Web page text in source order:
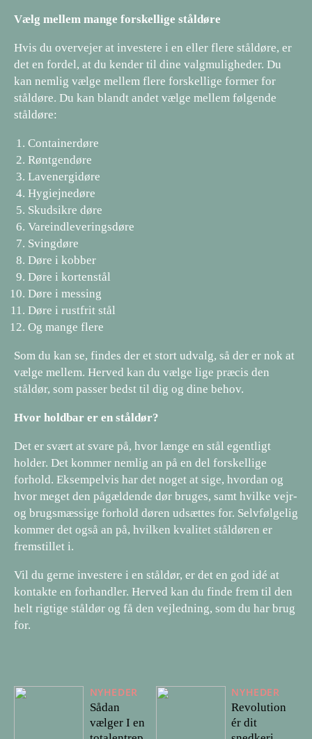
Vælg mellem mange forskellige ståldøre
Hvis du overvejer at investere i en eller flere ståldøre, er
det en fordel, at du kender til dine valgmuligheder. Du
kan nemlig vælge mellem flere forskellige former for
ståldøre. Du kan blandt andet vælge mellem følgende
ståldøre:
Containerdøre
Røntgendøre
Lavenergidøre
Hygiejnedøre
Skudsikre døre
Vareindleveringsdøre
Svingdøre
Døre i kobber
Døre i kortenstål
Døre i messing
Døre i rustfrit stål
Og mange flere
Som du kan se, findes der et stort udvalg, så der er nok at
vælge mellem. Herved kan du vælge lige præcis den
ståldør, som passer bedst til dig og dine behov.
Hvor holdbar er en ståldør?
Det er svært at svare på, hvor længe en stål egentligt
holder. Det kommer nemlig an på en del forskellige
forhold. Eksempelvis har det noget at sige, hvordan og
hvor meget den pågældende dør bruges, samt hvilke vejr-
og brugsmæssige forhold døren udsættes for. Selvfølgelig
kommer det også an på, hvilken kvalitet ståldøren er
fremstillet i.
Vil du gerne investere i en ståldør, er det en god idé at
kontakte en forhandler. Herved kan du finde frem til den
helt rigtige ståldør og få den vejledning, som du har brug
for.
NYHEDER
Sådan
vælger I en
NYHEDER
Revolution
ér dit